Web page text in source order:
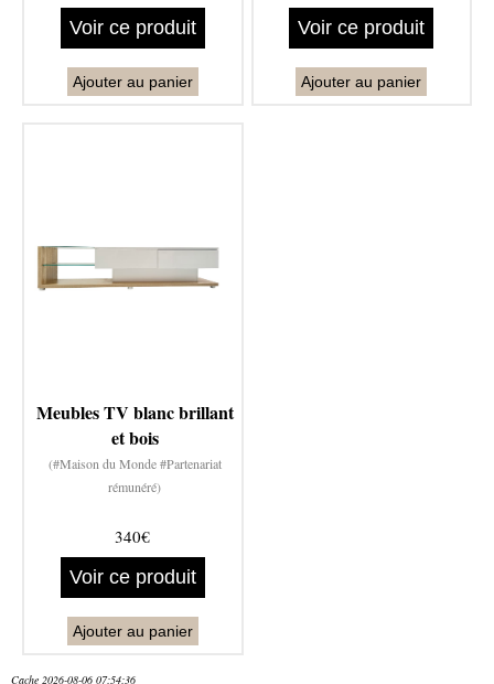
Voir ce produit
Ajouter au panier
Voir ce produit
Ajouter au panier
Meubles TV blanc brillant
et bois
(#Maison du Monde #Partenariat
rémunéré)
340€
Voir ce produit
Ajouter au panier
Cache 2026-08-06 07:54:36